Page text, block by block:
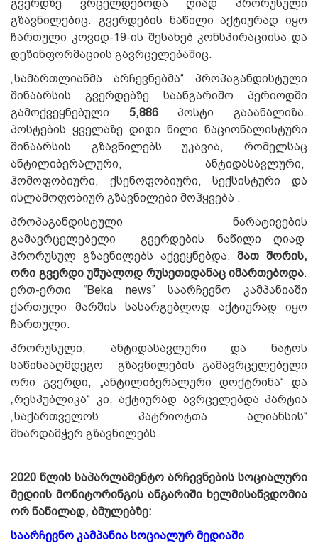
გვერდზე ვრცელდებოდა ღიად პრორუსული
გზავნილებიც. გვერდების ნაწილი აქტიურად იყო
ჩართული კოვიდ-19-ის შესახებ კონსპირაციისა და
დეზინფორმაციის გავრცელებაშიც.
„სამართლიანმა არჩევნებმა“ პროპაგანდისტული
შინაარსის გვერდებზე საანგარიშო პერიოდში
გამოქვეყნებული 5,886პოსტი გააანალიზა.
პოსტების ყველაზე დიდი წილი ნაციონალისტური
შინაარსის გზავნილებს უკავია, რომელსაც
ანტილიბერალური, ანტიდასავლური,
ჰომოფობიური, ქსენოფობიური, სექსისტური და
ისლამოფობიურ გზავნილები მოჰყვება .
პროპაგანდისტული ნარატივების
გამავრცელებელი გვერდების ნაწილი ღიად
პრორუსულ გზავნილებს აქვეყნებდა.მათ შორის,
ორი გვერდი უშუალოდ რუსეთიდანაც იმართებოდა.
ერთ-ერთი “Beka news” საარჩევნო კამპანიაში
ქართული მარშის სასარგებლოდ აქტიურად იყო
ჩართული.
პრორუსული, ანტიდასავლური და ნატოს
საწინააღმდეგო გზავნილების გამავრცელებელი
ორი გვერდი, „ანტილიბერალური დოქტრინა“ და
„რესპუბლიკა“ კი, აქტიურად ავრცელებდა პარტია
„საქართველოს პატრიოტთა ალიანსის“
მხარდამჭერ გზავნილებს.
2020 წლის საპარლამენტო არჩევნების სოციალური
მედიის მონიტორინგის ანგარიში ხელმისაწვდომია
ორ ნაწილად, ბმულებზე:
საარჩევნო კამპანია სოციალურ მედიაში